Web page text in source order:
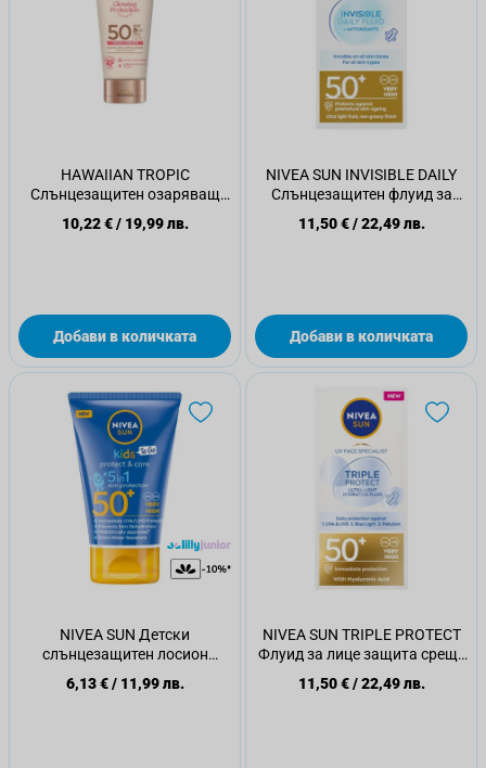
HAWAIIAN TROPIC
Слънцезащитен озаряващ
лосион за лице SPF50, 50 мл
10,22 €/ 19,99 лв.
Добави в количката
NIVEA SUN INVISIBLE DAILY
Слънцезащитен флуид за
лице SPF 50+ , 40 мл
11,50 €/22,49 лв.
Добави в количката
NIVEA SUN Детски
слънцезащитен лосион
джобен размер SPF 50+, 50
мл
6,13 €/ 11,99 лв.
NIVEA SUN TRIPLE PROTECT
Флуид за лице защита срещу
UV светлина SPF 50+, 40 мл
11,50 €/22,49 лв.